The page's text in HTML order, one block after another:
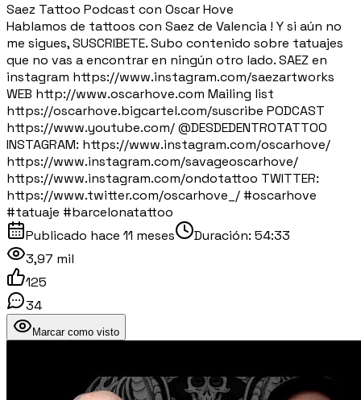
Saez Tattoo Podcast con Oscar Hove
Hablamos de tattoos con Saez de Valencia ! Y si aún no
me sigues, SUSCRIBETE. Subo contenido sobre tatuajes
que no vas a encontrar en ningún otro lado. SAEZ en
instagram https://www.instagram.com/saezartworks
WEB http://www.oscarhove.com Mailing list
https://oscarhove.bigcartel.com/suscribe PODCAST
https://www.youtube.com/ ⁨@DESDEDENTROTATTOO⁩
INSTAGRAM: https://www.instagram.com/oscarhove/
https://www.instagram.com/savageoscarhove/
https://www.instagram.com/ondotattoo TWITTER:
https://www.twitter.com/oscarhove_/ #oscarhove
#tatuaje #barcelonatattoo
Publicado hace 11 meses Duración: 54:33
3,97 mil
125
34
Marcar como visto